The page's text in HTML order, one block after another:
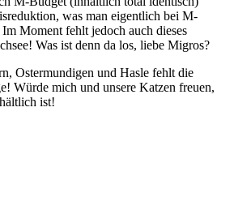
was man eigentlich bei M-
Moment fehlt jedoch auch dieses
Was ist denn da los, liebe Migros?
Ostermundigen und Hasle fehlt die
Würde mich und unsere Katzen freuen,
ist!